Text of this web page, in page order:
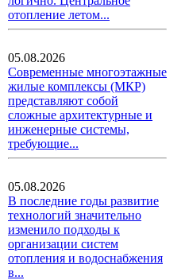
отопление летом...
05.08.2026
Современные многоэтажные
жилые комплексы (МКР)
представляют собой
сложные архитектурные и
инженерные системы,
требующие...
05.08.2026
В последние годы развитие
технологий значительно
изменило подходы к
организации систем
отопления и водоснабжения
в...